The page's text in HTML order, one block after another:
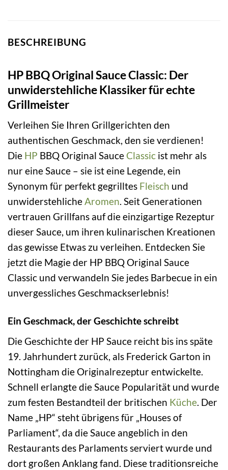
BESCHREIBUNG
HP BBQ Original Sauce Classic: Der
unwiderstehliche Klassiker für echte
Grillmeister
Verleihen Sie Ihren Grillgerichten den
authentischen Geschmack, den sie verdienen!
Die HP BBQ Original Sauce Classic ist mehr als
nur eine Sauce – sie ist eine Legende, ein
Synonym für perfekt gegrilltes Fleisch und
unwiderstehlicheAromen. Seit Generationen
vertrauen Grillfans auf die einzigartige Rezeptur
dieser Sauce, um ihren kulinarischen Kreationen
das gewisse Etwas zu verleihen. Entdecken Sie
jetzt die Magie der HP BBQ Original Sauce
Classic und verwandeln Sie jedes Barbecue in ein
unvergessliches Geschmackserlebnis!
Ein Geschmack, der Geschichte schreibt
Die Geschichte der HP Sauce reicht bis ins späte
19. Jahrhundert zurück, als Frederick Garton in
Nottingham die Originalrezeptur entwickelte.
Schnell erlangte die Sauce Popularität und wurde
zum festen Bestandteil der britischen Küche . Der
Name „HP“ steht übrigens für „Houses of
Parliament“, da die Sauce angeblich in den
Restaurants des Parlaments serviert wurde und
dort großen Anklang fand. Diese traditionsreiche